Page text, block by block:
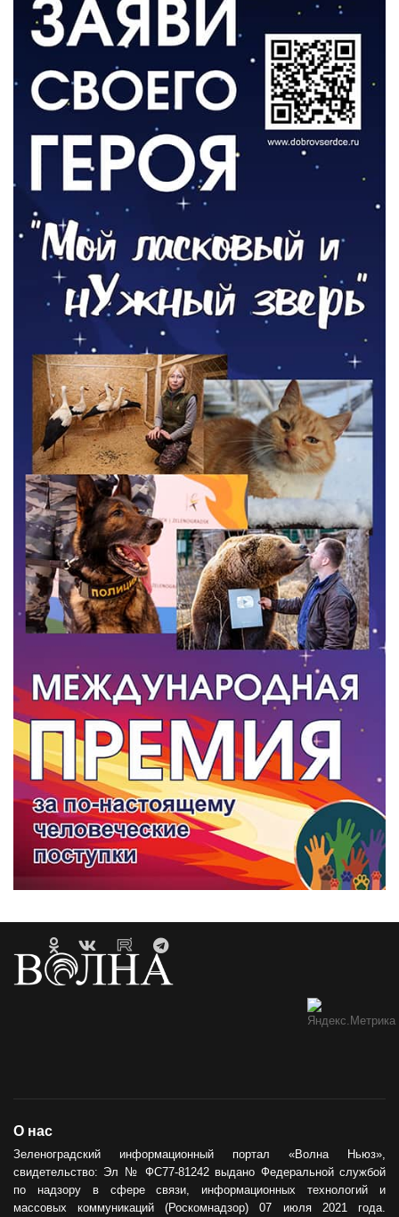
«Мы радовались, так как видели
результат своего труда»
О ЧЕМ ПИСАЛА ГАЗЕТА
По страницам архивных газет
03.08.2026
О нас
Зеленоградский информационный портал «Волна Ньюз»,
свидетельство: Эл № ФС77-81242 выдано Федеральной службой
по надзору в сфере связи, информационных технологий и
массовых коммуникаций (Роскомнадзор) 07 июля 2021 года.